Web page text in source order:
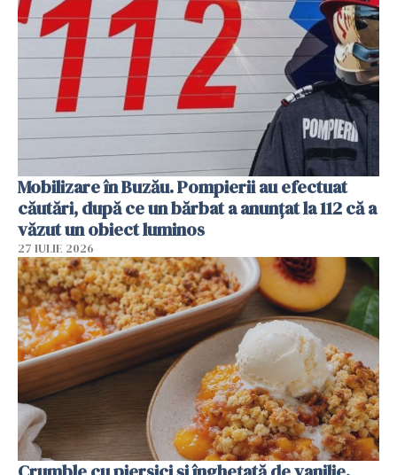
Mobilizare în Buzău. Pompierii au efectuat
căutări, după ce un bărbat a anunțat la 112 că a
văzut un obiect luminos
27 IULIE 2026